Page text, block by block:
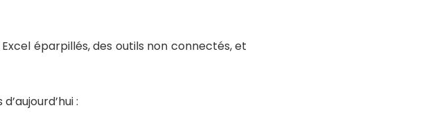
éparpillés, des outils non connectés, et
: